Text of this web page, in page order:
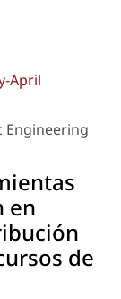
April
Engineering
en
de